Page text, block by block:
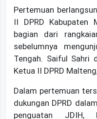
Pertemuan
II DPRD Kabupaten
bagian dari
sebelumnya
Tengah. Saiful Sahri
Ketua II DPRD
Dalam pertemuan
dukungan DPRD
penguatan JDIH,